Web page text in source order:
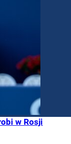
w Rosji